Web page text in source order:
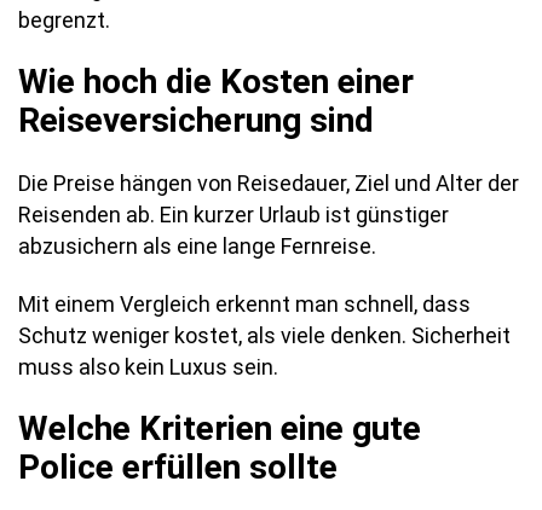
begrenzt.
Wie hoch die Kosten einer
Reiseversicherung sind
Die Preise hängen von Reisedauer, Ziel und Alter der
Reisenden ab. Ein kurzer Urlaub ist günstiger
abzusichern als eine lange Fernreise.
Mit einem Vergleich erkennt man schnell, dass
Schutz weniger kostet, als viele denken. Sicherheit
muss also kein Luxus sein.
Welche Kriterien eine gute
Police erfüllen sollte